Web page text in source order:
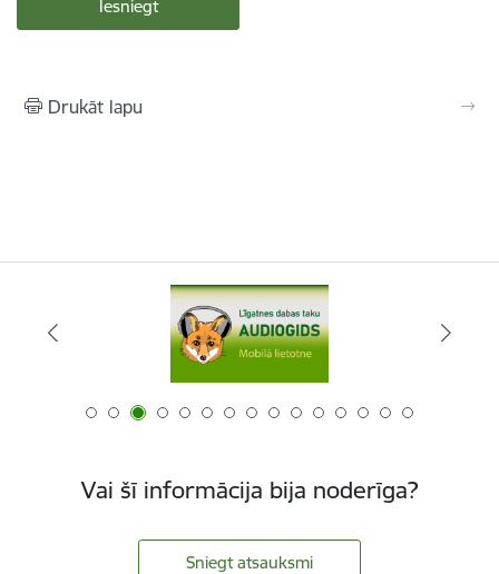
Drukāt lapu
Vai šī informācija bija noderīga?
Sniegt atsauksmi